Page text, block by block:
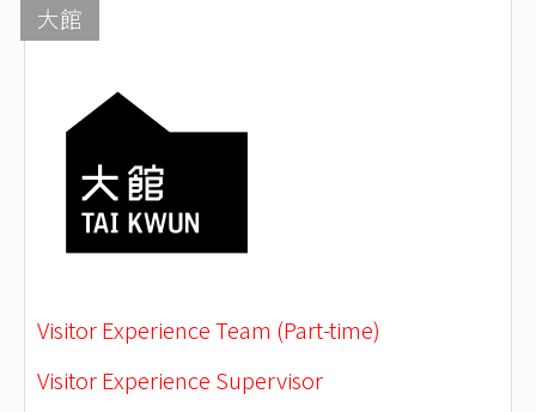
大館
Visitor Experience Team (Part-time)
Visitor Experience Supervisor